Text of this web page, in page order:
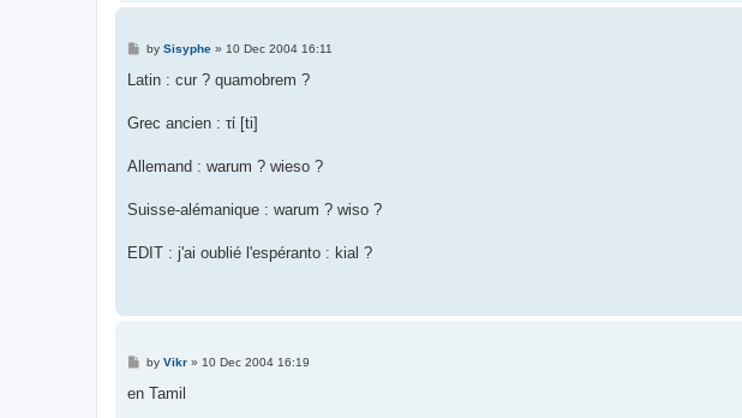
P
s
by Sisyphe» 10 Dec 2004 16:11
Latin : cur ? quamobrem ?
Grec ancien : τί [ti]
Allemand : warum ? wieso ?
Suisse-alémanique : warum ? wiso ?
EDIT : j'ai oublié l'espéranto : kial ?
P
s
by Vikr» 10 Dec 2004 16:19
en Tamil